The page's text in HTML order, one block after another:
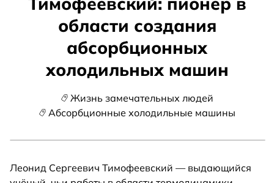
области создания
абсорбционных
холодильных машин
Жизнь замечательных людей
Абсорбционные холодильные машины
Леонид Сергеевич Тимофеевский — выдающийся